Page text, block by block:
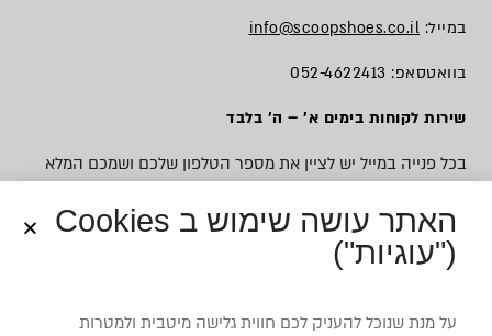
במייל: info@scoopshoes.co.il
בוואטסאפ: 052-4622413
שירות לקוחות בימים א׳ – ה׳ בלבד
בכל פנייה במייל יש לציין את מספר הטלפון שלכם ושמכם המלא
האתר עושה שימוש ב Cookies
("עוגיות")
על מנת שנוכל להעניק לכם חווית גלישה מיטבית ולמטרות